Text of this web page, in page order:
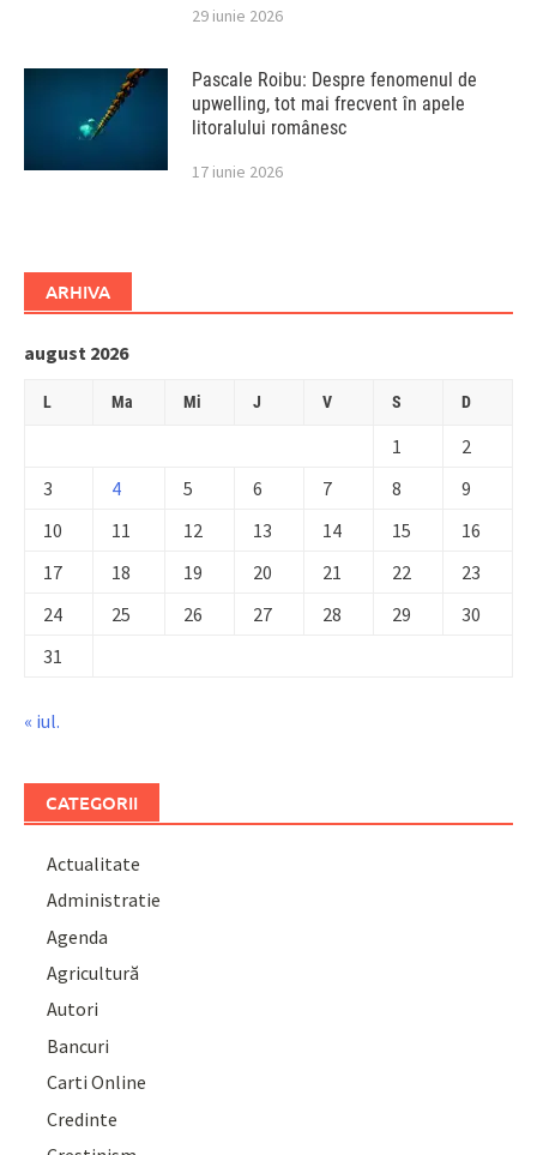
29 iunie 2026
Pascale Roibu: Despre fenomenul de
upwelling, tot mai frecvent în apele
litoralului românesc
17 iunie 2026
ARHIVA
august 2026
L Ma Mi J V S D
1
2
3
4 5 6 7 8
9
10
11 12 13 14 15
16
17
18 19 20 21 22
23
24
25 26 27 28 29
30
31
« iul.
CATEGORII
Actualitate
Administratie
Agenda
Agricultură
Autori
Bancuri
Carti Online
Credinte